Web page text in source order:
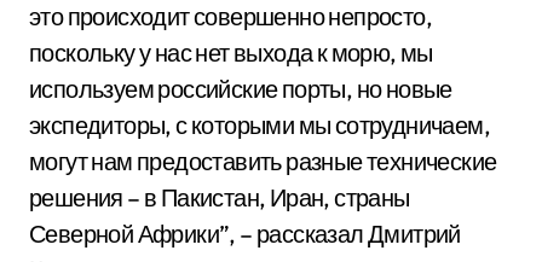
это происходит совершенно непросто,
поскольку у нас нет выхода к морю, мы
используем российские порты, но новые
экспедиторы, с которыми мы сотрудничаем,
могут нам предоставить разные технические
решения – в Пакистан, Иран, страны
Северной Африки”, – рассказал Дмитрий